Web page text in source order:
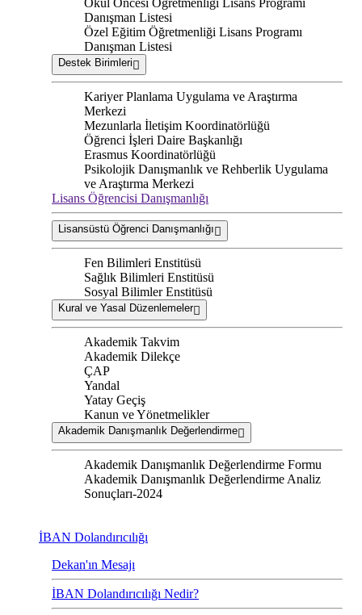
Okul Öncesi Öğretmenliği Lisans Programı
Danışman Listesi
Özel Eğitim Öğretmenliği Lisans Programı
Danışman Listesi
Destek Birimleri
Kariyer Planlama Uygulama ve Araştırma
Merkezi
Mezunlarla İletişim Koordinatörlüğü
Öğrenci İşleri Daire Başkanlığı
Erasmus Koordinatörlüğü
Psikolojik Danışmanlık ve Rehberlik Uygulama
ve Araştırma Merkezi
Lisans Öğrencisi Danışmanlığı
Lisansüstü Öğrenci Danışmanlığı
Fen Bilimleri Enstitüsü
Sağlık Bilimleri Enstitüsü
Sosyal Bilimler Enstitüsü
Kural ve Yasal Düzenlemeler
Akademik Takvim
Akademik Dilekçe
ÇAP
Yandal
Yatay Geçiş
Kanun ve Yönetmelikler
Akademik Danışmanlık Değerlendirme
Akademik Danışmanlık Değerlendirme Formu
Akademik Danışmanlık Değerlendirme Analiz
Sonuçları-2024
İBAN Dolandırıcılığı
Dekan'ın Mesajı
İBAN Dolandırıcılığı Nedir?